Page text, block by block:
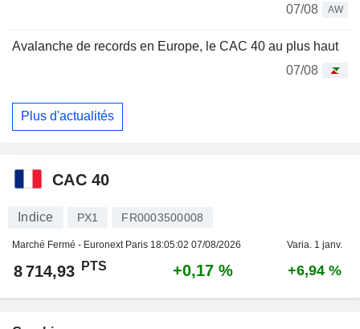
07/08
AW
Avalanche de records en Europe, le CAC 40 au plus haut
07/08
Plus d'actualités
CAC 40
Indice PX1 FR0003500008
Marché Fermé - Euronext Paris 18:05:02 07/08/2026 Varia. 1 janv.
8 714,93 PTS +0,17 % +6,94 %